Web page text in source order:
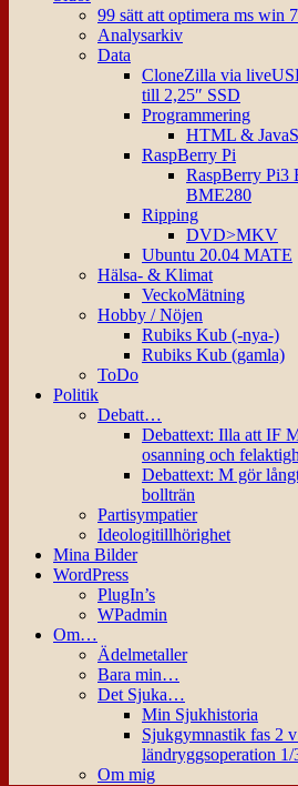
99 sätt att optimera ms win 7
Analysarkiv
Data
CloneZilla via
till 2,25″ SSD
Programmering
HTML &
RaspBerry Pi
RaspBerry Pi3
BME280
Ripping
DVD>MKV
Ubuntu 20.04 MATE
Hälsa- & Klimat
VeckoMätning
Hobby / Nöjen
Rubiks Kub (-nya-)
Rubiks Kub (gamla)
ToDo
Politik
Debatt…
Debattext: Illa att IF
osanning och
Debattext: M gör
bollträn
Partisympatier
Ideologitillhörighet
Mina Bilder
WordPress
PlugIn’s
WPadmin
Om…
Ädelmetaller
Bara min…
Det Sjuka…
Min Sjukhistoria
Sjukgymnastik fas 2
ländryggsoperation 1/
Om mig